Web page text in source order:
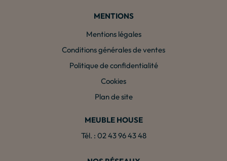
MENTIONS
Mentions légales
Conditions générales de ventes
Politique de confidentialité
Cookies
Plan de site
MEUBLE HOUSE
Tél. : 02 43 96 43 48